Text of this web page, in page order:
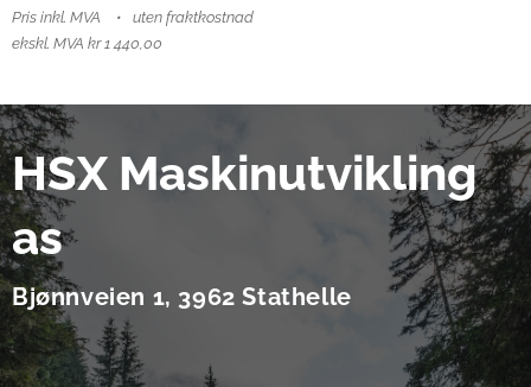
Pris inkl. MVA
uten fraktkostnad
ekskl. MVA kr 1 440,00
HSX Maskinutvikling
as
Bjønnveien 1, 3962 Stathelle